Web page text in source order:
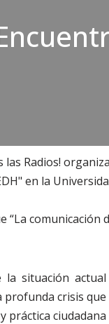
las Radios!
en la
comunicación
la situación
crisis que
práctica